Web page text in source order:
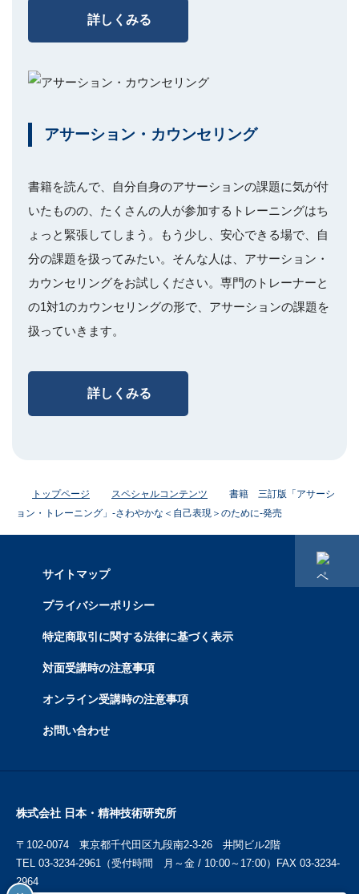
詳しくみる
アサーション・カウンセリング
書籍を読んで、自分自身のアサーションの課題に気が付
いたものの、たくさんの人が参加するトレーニングはち
ょっと緊張してしまう。もう少し、安心できる場で、自
分の課題を扱ってみたい。そんな人は、アサーション・
カウンセリングをお試しください。専門のトレーナーと
の1対1のカウンセリングの形で、アサーションの課題を
扱っていきます。
詳しくみる
トップページ スペシャルコンテンツ
書籍 三訂版「アサーシ
ョン・トレーニング」-さわやかな＜自己表現＞のために-発売
サイトマップ
プライバシーポリシー
特定商取引に関する法律に基づく表示
対面受講時の注意事項
オンライン受講時の注意事項
お問い合わせ
株式会社 日本・精神技術研究所
〒102-0074 東京都千代田区九段南2-3-26 井関ビル2階
TEL 03-3234-2961（受付時間 月～金 / 10:00～17:00）FAX 03-3234-
2964